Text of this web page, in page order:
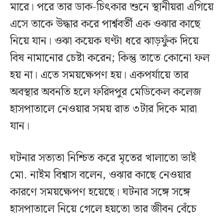
মারে। পরে তার ডাক-চিৎকার শুনে স্থানীয়রা এগিয়ে
এসে তাকে উদ্ধার করে পার্শ্ববর্তী এক ওঝার কাছে
নিয়ে যান। ওঝা কয়েক ঘণ্টা ধরে ঝাড়ফুঁক দিয়ে
বিষ নামানোর চেষ্টা করেন; কিন্তু তাতে কোনো ফল
হয় না। এতে সময়ক্ষেপণ হয়। একপর্যায়ে তার
অবস্থার অবনতি হলে ফরিদপুর মেডিকেল কলেজ
হাসপাতালে নেওয়ার সময় রাত ৩টার দিকে মারা
যান।
ঘটনার সত্যতা নিশ্চিত করে মৃতের খালাতো ভাই
মো. নাইম বিশ্বাস বলেন, ওঝার কাছে নেওয়ার
কারণে সময়ক্ষেপণ হয়েছে। ঘটনার সঙ্গে সঙ্গে
হাসপাতালে নিয়ে গেলে হয়তো তার জীবন বেঁচে